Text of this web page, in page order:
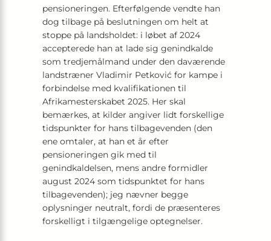
pensioneringen. Efterfølgende vendte han
dog tilbage på beslutningen om helt at
stoppe på landsholdet: i løbet af 2024
accepterede han at lade sig genindkalde
som tredjemålmand under den daværende
landstræner Vladimir Petković for kampe i
forbindelse med kvalifikationen til
Afrikamesterskabet 2025. Her skal
bemærkes, at kilder angiver lidt forskellige
tidspunkter for hans tilbagevenden (den
ene omtaler, at han et år efter
pensioneringen gik med til
genindkaldelsen, mens andre formidler
august 2024 som tidspunktet for hans
tilbagevenden); jeg nævner begge
oplysninger neutralt, fordi de præsenteres
forskelligt i tilgængelige optegnelser.